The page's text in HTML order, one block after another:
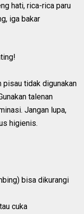
hati, rica-rica paru
iga bakar
pisau tidak digunakan
talenan
Jangan lupa,
higienis.
bisa dikurangi
cuka